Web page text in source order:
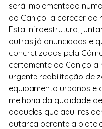
será implementado
do Caniço  a carecer de
Esta infraestrutura,
outras já anunciadas e
concretizadas pela
certamente ao Caniço a
urgente reabilitação de
equipamento urbanos e
melhoria da qualidade
daqueles que aqui
autarca perante a